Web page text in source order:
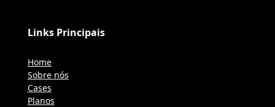
Links Principais
Home
Sobre nós
Cases
Planos